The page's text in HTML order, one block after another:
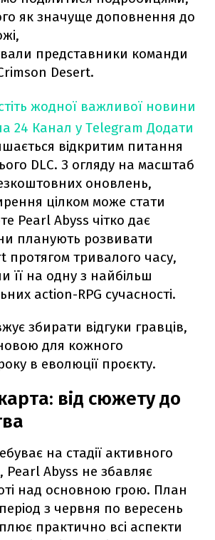
як значуще доповнення до
представники команди
Desert.
жодної важливої новини
24 Канал у Telegram Додати
відкритим питання
DLC. З огляду на масштаб
оновлень,
цілком може стати
Pearl Abyss чітко дає
планують розвивати
протягом тривалого часу,
її на одну з найбільш
action-RPG сучасності.
збирати відгуки гравців,
для кожного
в еволюції проєкту.
від сюжету до
на стадії активного
Abyss не збавляє
над основною грою. План
з червня по вересень
практично всі аспекти